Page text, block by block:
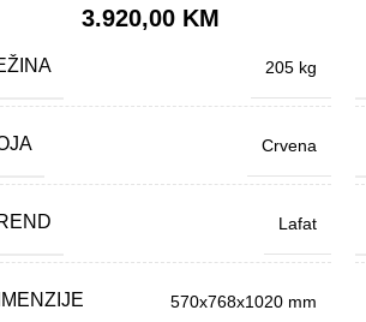
3.920,00 KM
205 kg
Crvena
Lafat
570x768x1020 mm